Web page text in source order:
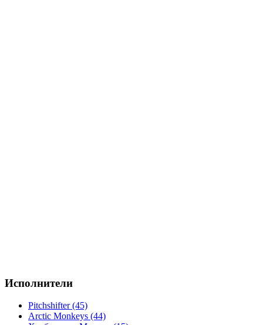
Исполнители
Pitchshifter (45)
Arctic Monkeys (44)